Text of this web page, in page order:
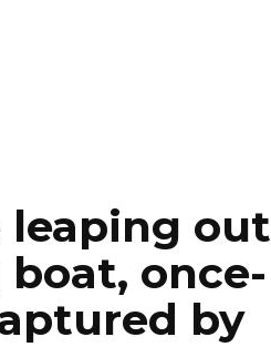
leaping out
once-
by